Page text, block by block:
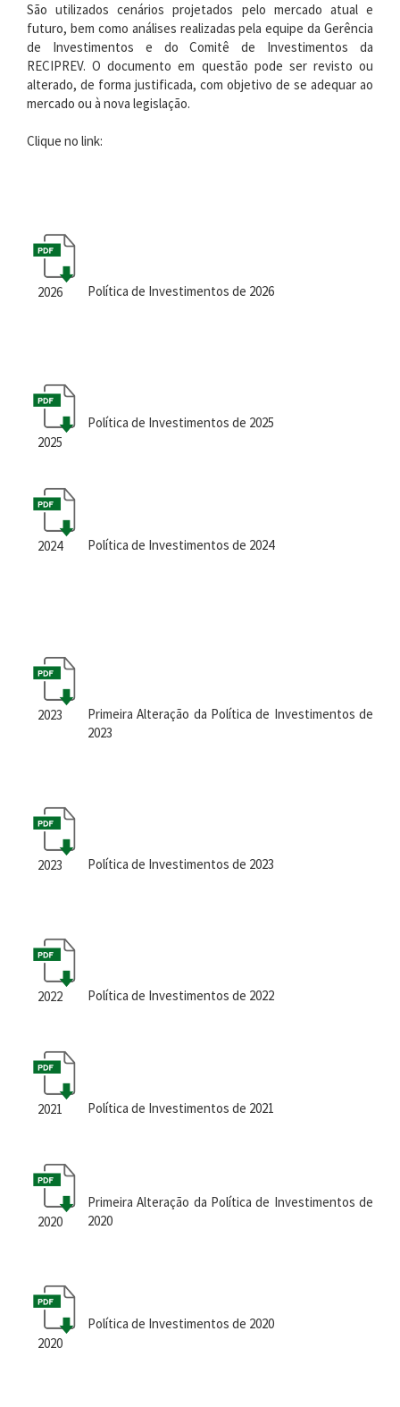
São utilizados cenários projetados pelo mercado atual e
futuro, bem como análises realizadas pela equipe da Gerência
de Investimentos e do Comitê de Investimentos da
RECIPREV.O documento em questão pode ser revisto ou
alterado, de forma justificada, com objetivo de se adequar ao
mercado ou à nova legislação.
Clique no link:
2026 Política de Investimentos de 2026
2025
Política de Investimentos de 2025
2024 Política de Investimentos de 2024
2023
Primeira Alteração da Política de Investimentos de
2023
2023 Política de Investimentos de 2023
2022 Política de Investimentos de 2022
2021 Política de Investimentos de 2021
2020
Primeira Alteração da Política de Investimentos de
2020
2020
Política de Investimentos de 2020